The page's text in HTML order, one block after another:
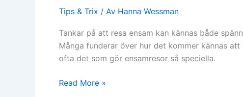
Tips & Trix / Av Hanna Wessman
Tankar på att resa ensam kan kännas både
Många funderar över hur det kommer kännas
ofta det som gör ensamresor så speciella.
ensam
för
första
gången
Read More »